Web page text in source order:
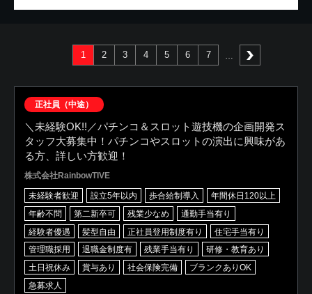
1 2 3 4 5 6 7
正社員（中途）
＼未経験OK!!／パチンコ＆スロット遊技機の企画開発ス
タッフ大募集中！パチンコやスロットの演出に興味があ
る方、詳しい方歓迎！
株式会社RainbowTIVE
未経験者歓迎 設立5年以内 歩合給制導入
年間休日120以上
年齢不問
第二新卒可 残業少なめ
通勤手当有り
経験者優遇
髪型自由 正社員登用制度有り
住宅手当有り
管理職採用
退職金制度有 残業手当有り
研修・教育あり
土日祝休み
賞与あり 社会保険完備
ブランクありOK
急募求人